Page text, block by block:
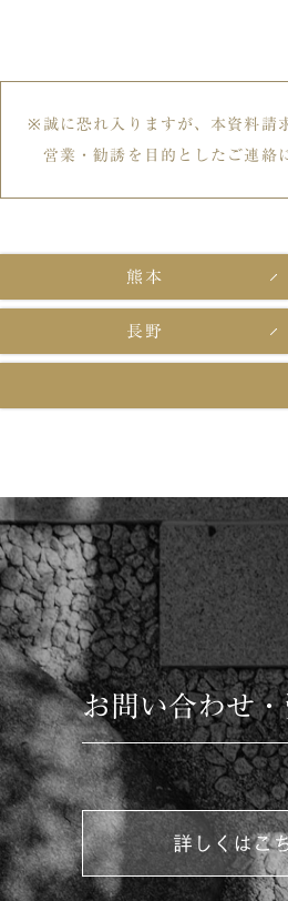
誠に恐れ入りますが、本資料請
営業・勧誘を目的としたご連絡
熊本
長野
お問い合わせ
詳しくはこ